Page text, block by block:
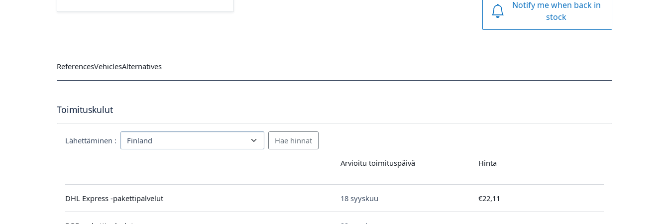
Notify me when back in
stock
ReferencesVehiclesAlternatives
Toimituskulut
Lähettäminen :
Arvioitu toimituspäivä Hinta
DHL Express -pakettipalvelut 18 syyskuu €22,11